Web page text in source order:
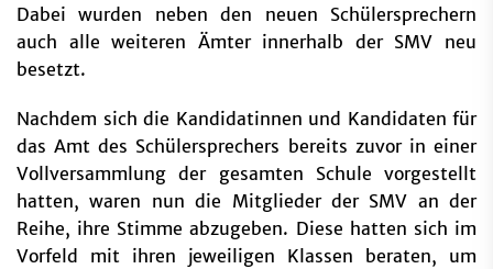
Dabei wurden neben den neuen Schülersprechern
auch alle weiteren Ämter innerhalb der SMV neu
besetzt.
Nachdem sich die Kandidatinnen und Kandidaten für
das Amt des Schülersprechers bereits zuvor in einer
Vollversammlung der gesamten Schule vorgestellt
hatten, waren nun die Mitglieder der SMV an der
Reihe, ihre Stimme abzugeben. Diese hatten sich im
Vorfeld mit ihren jeweiligen Klassen beraten, um